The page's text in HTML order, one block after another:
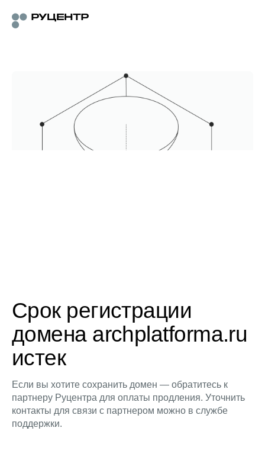
Срок регистрации
домена archplatforma.ru
истек
Если вы хотите сохранить домен — обратитесь к
партнеру Руцентра для оплаты продления. Уточнить
контакты для связи с партнером можно в службе
поддержки.